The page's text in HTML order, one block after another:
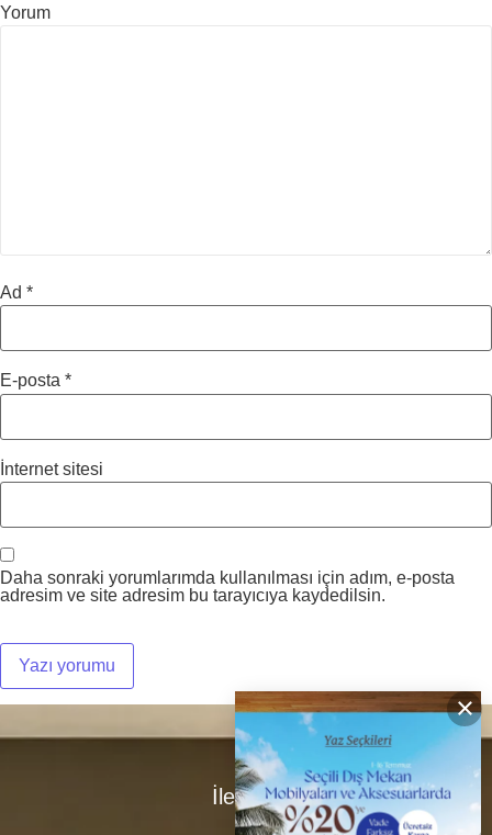
×
Yorum
Ad *
E-posta *
İnternet sitesi
Daha sonraki yorumlarımda kullanılması için adım, e-posta
adresim ve site adresim bu tarayıcıya kaydedilsin.
İletişim